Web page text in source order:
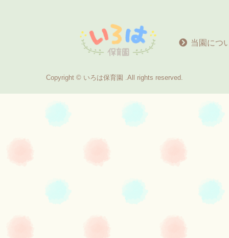
当園につ
Copyright © いろは保育園 .All rights reserved.